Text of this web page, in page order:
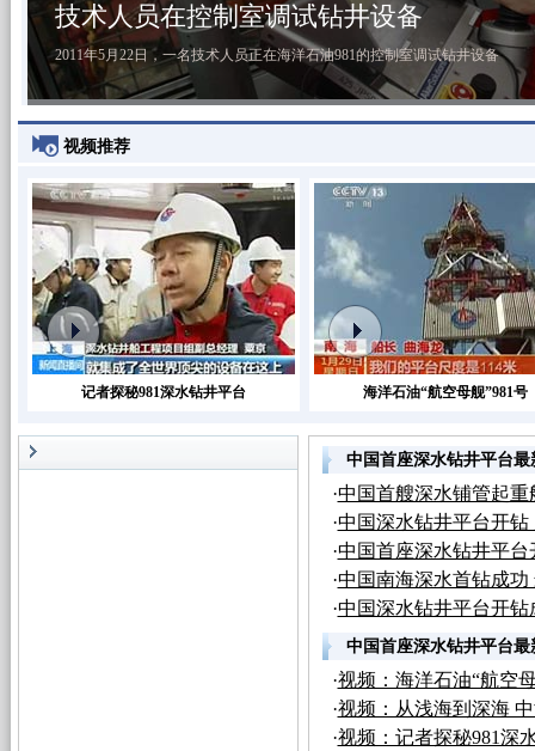
技术人员在控制室调试钻井设备
2011年5月22日，一名技术人员正在海洋石油981的控制室调试钻井设备
视频推荐
记者探秘981深水钻井平台 海洋石油“航空母舰”981号
中国首座深水钻井平台最
·中国首艘深水铺管起
·中国深水钻井平台开
·中国首座深水钻井平
·中国南海深水首钻成功
·中国深水钻井平台开钻
中国首座深水钻井平台最
·视频：海洋石油“航空
·视频：从浅海到深海
·视频：记者探秘981深